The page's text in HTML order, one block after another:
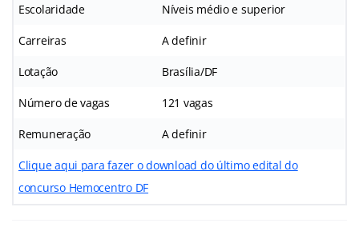
Escolaridade Níveis médio e superior
Carreiras A definir
Lotação Brasília/DF
Número de vagas 121 vagas
Remuneração A definir
Clique aqui para fazer o download do último edital do
concurso Hemocentro DF